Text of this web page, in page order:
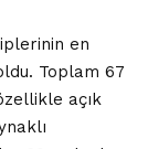
en
Toplam 67
açık